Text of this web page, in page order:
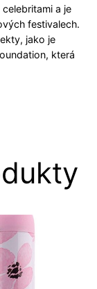
a je
festivalech.
jako je
která